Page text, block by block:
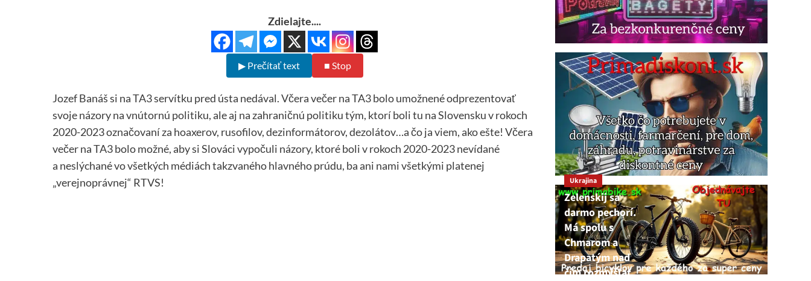
Zdielajte....
▶ Prečítať text ■ Stop
Jozef Banáš si na TA3 servítku pred ústa nedával. Včera večer na TA3 bolo umožnené odprezentovať
svoje názory na vnútornú politiku, ale aj na zahraničnú politiku tým, ktorí boli tu na Slovensku v rokoch
2020-2023 označovaní za hoaxerov, rusofilov, dezinformátorov, dezolátov…a čo ja viem, ako ešte! Včera
večer na TA3 bolo možné, aby si Slováci vypočuli názory, ktoré boli v rokoch 2020-2023 nevídané
a neslýchané vo všetkých médiách takzvaného hlavného prúdu, ba ani nami všetkými platenej
„verejnoprávnej“ RTVS!
Ukrajina
Zelenskij sa
darmo pechorí.
Má spolu s
Chmarom a
Drapatým nad
čím rozmýšľať